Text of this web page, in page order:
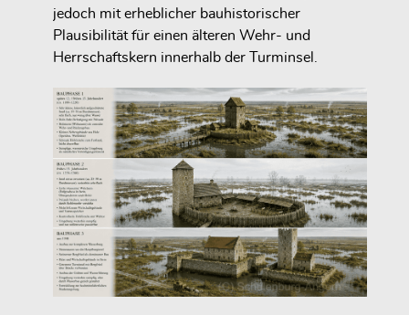
jedoch mit erheblicher bauhistorischer
Plausibilität für einen älteren Wehr- und
Herrschaftskern innerhalb der Turminsel.